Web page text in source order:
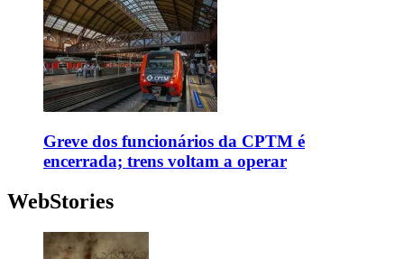
Greve dos funcionários da CPTM é
encerrada; trens voltam a operar
WebStories